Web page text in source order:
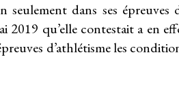
dans ses épreuves
2019 qu’elle contestait a en
d’athlétisme les